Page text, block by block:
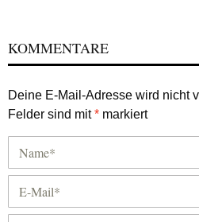
KOMMENTARE
Deine E-Mail-Adresse wird nicht
Felder sind mit* markiert